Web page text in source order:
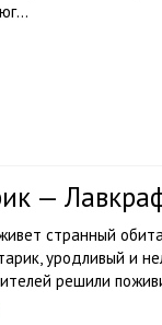
—
странный
уродливый и
решили